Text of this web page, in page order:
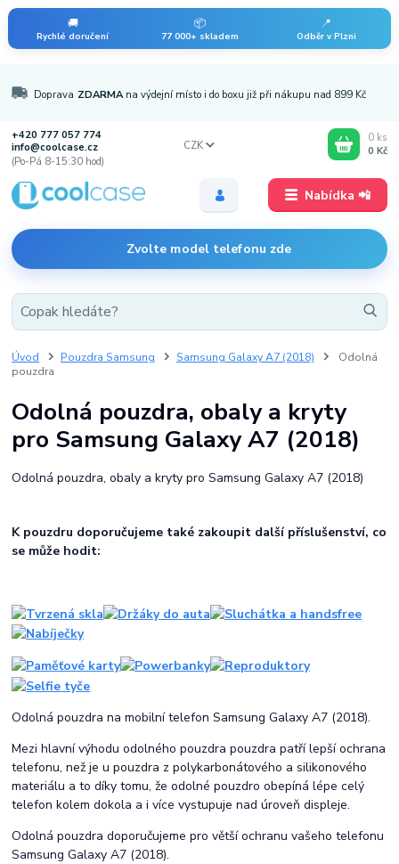
🚚
Rychlé doručení
📦
77 000+ skladem
📍
Odběr v Plzni
Nabídka 📲
Doprava ZDARMA na výdejní místo i do boxu již při nákupu nad 899 Kč
+420 777 057 774
info@coolcase.cz
(Po-Pá 8-15:30 hod)
Zvolte model telefonu zde
CZK
0 ks
0 Kč
Úvod Pouzdra Samsung Samsung Galaxy A7 (2018)
Odolná
pouzdra
Odolná pouzdra, obaly a kryty
pro Samsung Galaxy A7 (2018)
Odolná pouzdra, obaly a kryty pro Samsung Galaxy A7 (2018)
K pouzdru doporučujeme také zakoupit další příslušenství, co
se může hodit:
Odolná pouzdra na mobilní telefon Samsung Galaxy A7 (2018).
Mezi hlavní výhodu odolného pouzdra pouzdra patří lepší ochrana
telefonu, než je u pouzdra z polykarbonátového a silikonového
materiálu a to díky tomu, že odolné pouzdro obepíná lépe celý
telefon kolem dokola a i více vystupuje nad úroveň displeje.
Odolná pouzdra doporučujeme pro větší ochranu vašeho telefonu
Samsung Galaxy A7 (2018).